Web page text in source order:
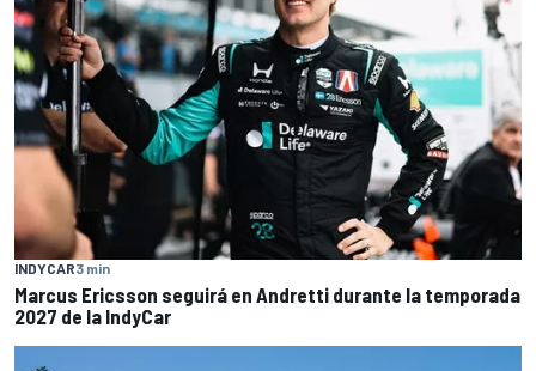
INDYCAR3 min
Marcus Ericsson seguirá en Andretti durante la temporada
2027 de la IndyCar